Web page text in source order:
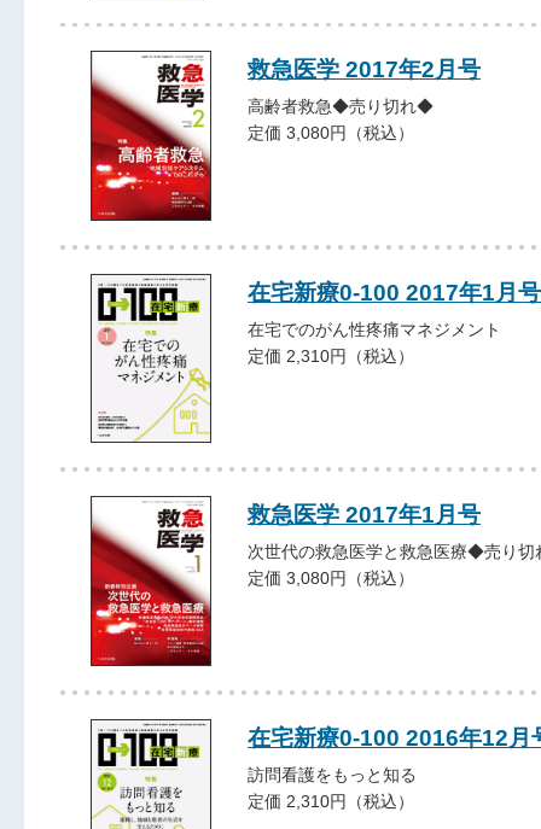
救急医学 2017年2月号
高齢者救急◆売り切れ◆
定価 3,080円（税込）
在宅新療0-100 2017年1月号
在宅でのがん性疼痛マネジメント
定価 2,310円（税込）
救急医学 2017年1月号
次世代の救急医学と救急医療◆売り
定価 3,080円（税込）
在宅新療0-100 2016年12月
訪問看護をもっと知る
定価 2,310円（税込）